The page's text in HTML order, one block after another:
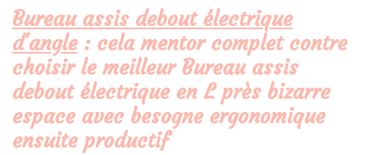
Bureau assis debout électrique
d'angle: cela mentor complet contre
choisir le meilleur Bureau assis
debout électrique en L près bizarre
espace avec besogne ergonomique
ensuite productif